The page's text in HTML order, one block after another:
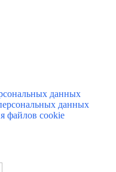
данных
данных
файлов cookie